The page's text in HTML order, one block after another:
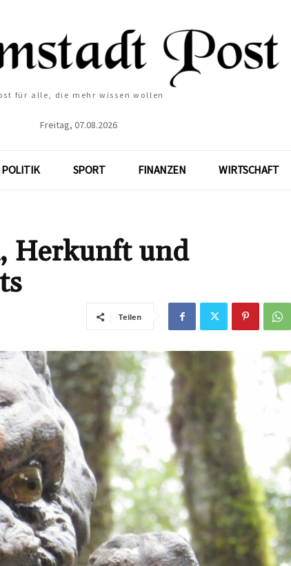
für alle, die mehr wissen wollen
Freitag, 07.08.2026
POLITIK SPORT FINANZEN WIRTSCHAFT
Herkunft und
Teilen